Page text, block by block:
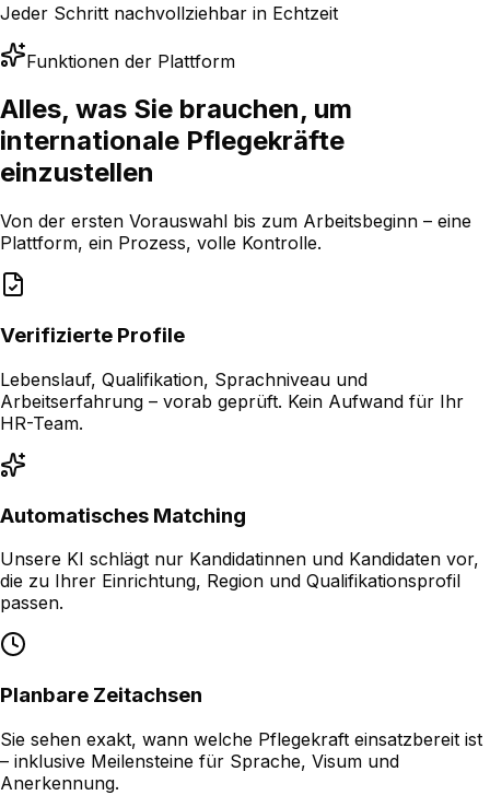
Jeder Schritt nachvollziehbar in Echtzeit
Funktionen der Plattform
Alles, was Sie brauchen, um
internationale Pflegekräfte
einzustellen
Von der ersten Vorauswahl bis zum Arbeitsbeginn – eine
Plattform, ein Prozess, volle Kontrolle.
Verifizierte Profile
Lebenslauf, Qualifikation, Sprachniveau und
Arbeitserfahrung – vorab geprüft. Kein Aufwand für Ihr
HR-Team.
Automatisches Matching
Unsere KI schlägt nur Kandidatinnen und Kandidaten vor,
die zu Ihrer Einrichtung, Region und Qualifikationsprofil
passen.
Planbare Zeitachsen
Sie sehen exakt, wann welche Pflegekraft einsatzbereit ist
– inklusive Meilensteine für Sprache, Visum und
Anerkennung.